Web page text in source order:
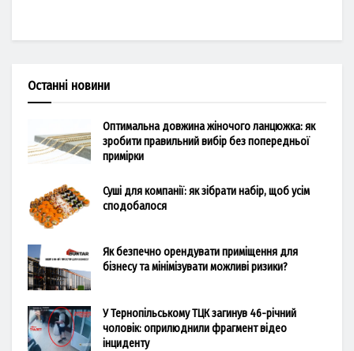
Останні новини
Оптимальна довжина жіночого ланцюжка: як
зробити правильний вибір без попередньої
примірки
Суші для компанії: як зібрати набір, щоб усім
сподобалося
Як безпечно орендувати приміщення для
бізнесу та мінімізувати можливі ризики?
У Тернопільському ТЦК загинув 46-річний
чоловік: оприлюднили фрагмент відео
інциденту